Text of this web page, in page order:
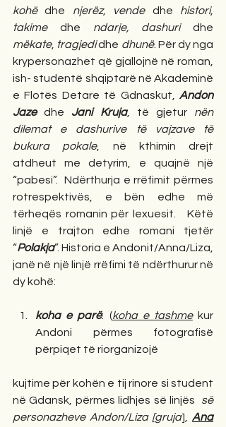
kohë dhe njerëz, vende dhe histori
takime dhe ndarje, dashuri
mëkate, tragjedi dhe dhunë. Për dy nga
krypersonazhet që gjallojnë në roman,
ish- studentë shqiptarë në Akademinë
e Flotës Detare të Gdnaskut, Andon
Jaze dhe Jani Kruja, të gjetur nën
dilemat e dashurive të vajzave të
bukura pokale, në kthimin drejt
atdheut me detyrim, e quajnë një
“pabesi”.  Ndërthurja e rrëfimit përmes
rotrespektivës, e bën edhe më
tërheqës romanin për lexuesit.
Këtë
linjë e trajton edhe romani tjetër
“Polakja”. Historia e Andonit/Anna/Liza,
janë në një linjë rrëfimi të ndërthurur në
dy kohë:
koha e parë: (koha e tashme kur
Andoni përmes fotografisë
përpiqet të riorganizojë
kujtime për kohën e tij rinore si student
në Gdansk, përmes lidhjes së linjës së
personazheve Andon/Liza [gruja], Ana